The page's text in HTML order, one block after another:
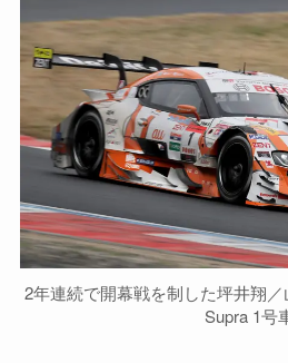
2年連続で開幕戦を制した坪井翔／
Supra 1号